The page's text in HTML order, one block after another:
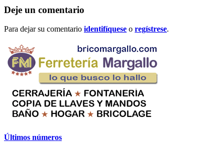
Deje un comentario
Para dejar su comentario identifíquese o regístrese.
Últimos números